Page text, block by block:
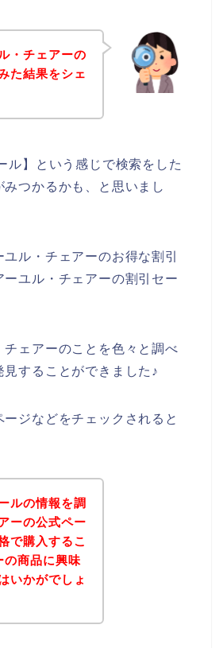
・チェアーの
た結果をシェ
ル】という感じで検索をした
つかるかも、と思いまし
ル・チェアーのお得な割引
ユル・チェアーの割引セー
ェアーのことを色々と調べ
することができました♪
ジなどをチェックされると
ルの情報を調
ーの公式ペー
で購入するこ
の商品に興味
いかがでしょ